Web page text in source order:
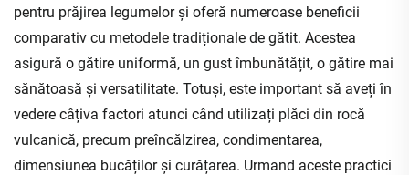
pentru prăjirea legumelor și oferă numeroase beneficii
comparativ cu metodele tradiționale de gătit. Acestea
asigură o gătire uniformă, un gust îmbunătățit, o gătire mai
sănătoasă și versatilitate. Totuși, este important să aveți în
vedere câțiva factori atunci când utilizați plăci din rocă
vulcanică, precum preîncălzirea, condimentarea,
dimensiunea bucăților și curățarea. Urmand aceste practici